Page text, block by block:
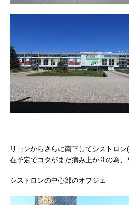
リヨンからさらに南下してシストロ
在予定でコタがまだ病み上がりの為、
シストロンの中心部のオブジェ